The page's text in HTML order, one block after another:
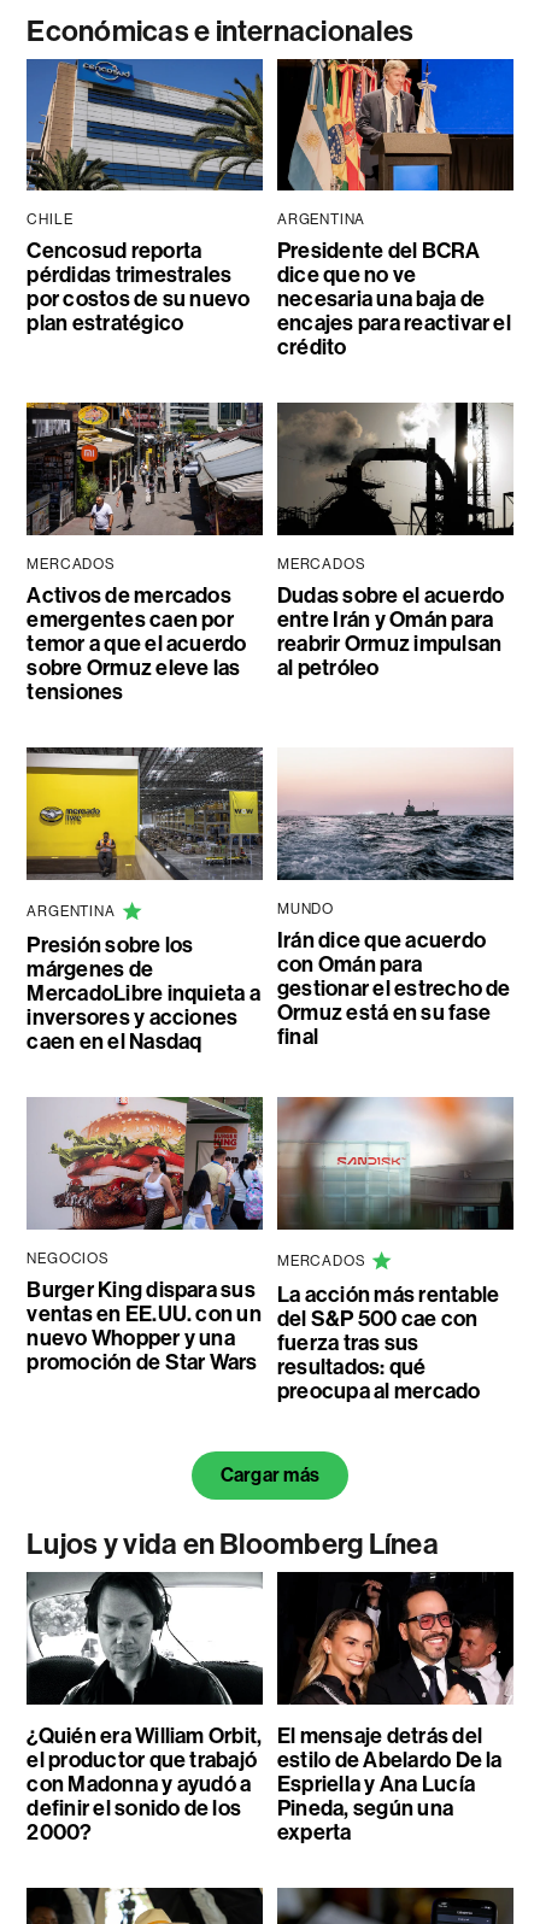
Económicas e internacionales
CHILE
Cencosud reporta
pérdidas trimestrales
por costos de su nuevo
plan estratégico
ARGENTINA
Presidente del BCRA
dice que no ve
necesaria una baja de
encajes para reactivar el
crédito
MERCADOS
Activos de mercados
emergentes caen por
temor a que el acuerdo
sobre Ormuz eleve las
tensiones
MERCADOS
Dudas sobre el acuerdo
entre Irán y Omán para
reabrir Ormuz impulsan
al petróleo
ARGENTINA
Presión sobre los
márgenes de
MercadoLibre inquieta a
inversores y acciones
caen en el Nasdaq
MUNDO
Irán dice que acuerdo
con Omán para
gestionar el estrecho de
Ormuz está en su fase
final
NEGOCIOS
Burger King dispara sus
ventas en EE.UU. con un
nuevo Whopper y una
promoción de Star Wars
MERCADOS
La acción más rentable
del S&P 500 cae con
fuerza tras sus
resultados: qué
preocupa al mercado
Cargar más
Lujos y vida en Bloomberg Línea
¿Quién era William Orbit,
el productor que trabajó
con Madonna y ayudó a
definir el sonido de los
2000?
El mensaje detrás del
estilo de Abelardo De la
Espriella y Ana Lucía
Pineda, según una
experta